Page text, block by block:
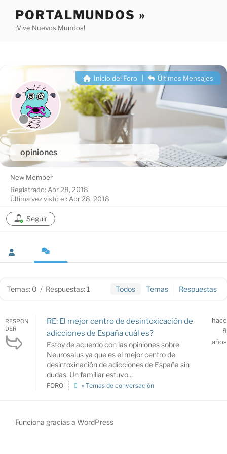
contenido
PORTALMUNDOS »
¡Vive Nuevos Mundos!
opiniones
Inicio del Foro | Últimos Mensajes
New Member
Registrado: Abr 28, 2018
Última vez visto el: Abr 28, 2018
Seguir
Temas: 0 / Respuestas: 1 Todos Temas Respuestas
RESPON
DER
RE: El mejor centro de desintoxicación de
adicciones de España cuál es?
Estoy de acuerdo con las opiniones sobre
Neurosalus ya que es el mejor centro de
desintoxicación de adicciones de España sin
dudas. Un familiar estuvo...
hace
8
años
FORO » Temas de conversación
Funciona gracias a WordPress